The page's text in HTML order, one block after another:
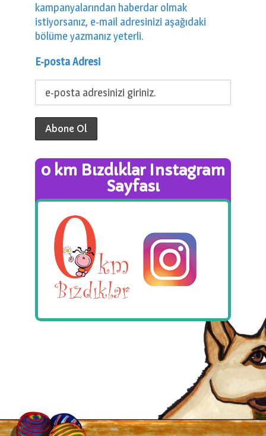
kampanyalarından haberdar olmak
istiyorsanız, e-mail adresinizi aşağıdaki
bölüme yazmanız yeterli.
E-posta Adresi
0 km Bızdıklar Instagram
Sayfası